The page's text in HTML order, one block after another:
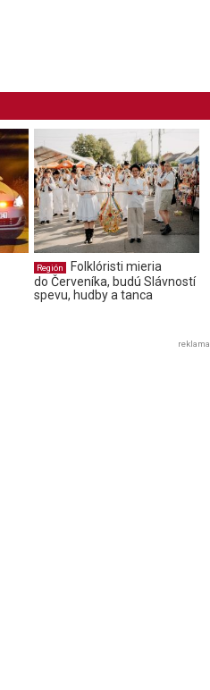
Región
Folklóristi mieria
do Červeníka, budú Slávností
spevu, hudby a tanca
reklama